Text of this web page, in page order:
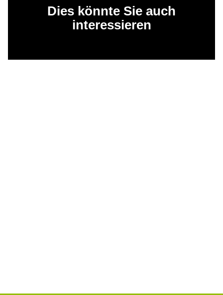
Dies könnte Sie auch
interessieren